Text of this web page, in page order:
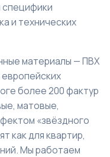
специфики
и технических
материалы — ПВХ
более 200 фактур
матовые,
«звёздного
как для квартир,
Мы работаем